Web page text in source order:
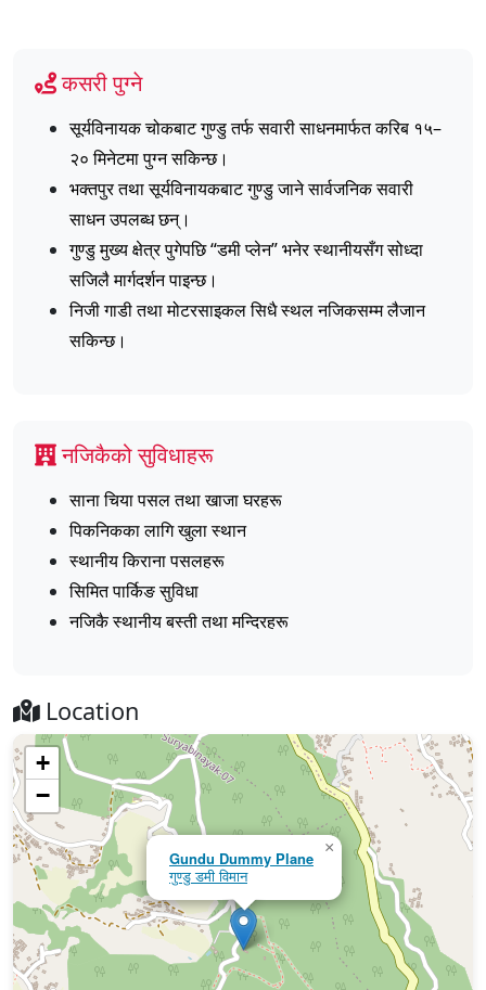
कसरी पुग्ने
सूर्यविनायक चोकबाट गुण्डु तर्फ सवारी साधनमार्फत करिब १५–
२० मिनेटमा पुग्न सकिन्छ।
भक्तपुर तथा सूर्यविनायकबाट गुण्डु जाने सार्वजनिक सवारी
साधन उपलब्ध छन्।
गुण्डु मुख्य क्षेत्र पुगेपछि “डमी प्लेन” भनेर स्थानीयसँग सोध्दा
सजिलै मार्गदर्शन पाइन्छ।
निजी गाडी तथा मोटरसाइकल सिधै स्थल नजिकसम्म लैजान
सकिन्छ।
नजिकैको सुविधाहरू
साना चिया पसल तथा खाजा घरहरू
पिकनिकका लागि खुला स्थान
स्थानीय किराना पसलहरू
सिमित पार्किङ सुविधा
नजिकै स्थानीय बस्ती तथा मन्दिरहरू
Location
Gundu Dummy Plane
गुण्डु डमी विमान
×
+
−